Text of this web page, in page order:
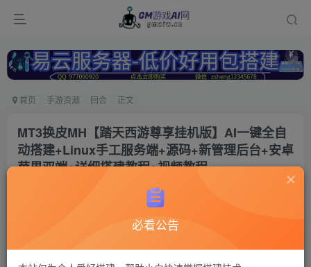
首页 手游资源 回合 正文
MT3换皮MH【踏天西游尊享挂机版】AI一键全自
动搭建+Linux手工服务端+源码+新管理后台+安卓
苹果双端+详细搭建教程+视频教程
付费资源
必看公告